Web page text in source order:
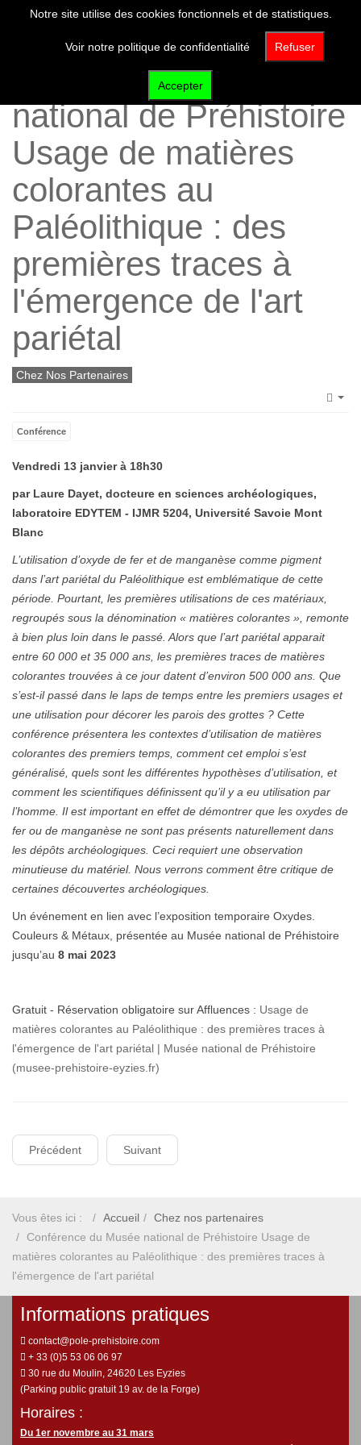
Conférence du Musée
national de Préhistoire
Usage de matières
colorantes au
Paléolithique : des
premières traces à
l'émergence de l'art
pariétal
Chez Nos Partenaires
Conférence
Vendredi 13 janvier à 18h30
par Laure Dayet, docteure en sciences archéologiques,
laboratoire EDYTEM - IJMR 5204, Université Savoie Mont
Blanc
L’utilisation d’oxyde de fer et de manganèse comme pigment
dans l’art pariétal du Paléolithique est emblématique de cette
période. Pourtant, les premières utilisations de ces matériaux,
regroupés sous la dénomination « matières colorantes », remonte
à bien plus loin dans le passé. Alors que l’art pariétal apparait
entre 60 000 et 35 000 ans, les premières traces de matières
colorantes trouvées à ce jour datent d’environ 500 000 ans. Que
s’est-il passé dans le laps de temps entre les premiers usages et
une utilisation pour décorer les parois des grottes ? Cette
conférence présentera les contextes d’utilisation de matières
colorantes des premiers temps, comment cet emploi s’est
généralisé, quels sont les différentes hypothèses d’utilisation, et
comment les scientifiques définissent qu’il y a eu utilisation par
l’homme. Il est important en effet de démontrer que les oxydes de
fer ou de manganèse ne sont pas présents naturellement dans
les dépôts archéologiques. Ceci requiert une observation
minutieuse du matériel. Nous verrons comment être critique de
certaines découvertes archéologiques.
Un événement en lien avec l’exposition temporaire Oxydes.
Couleurs & Métaux, présentée au Musée national de Préhistoire
jusqu’au 8 mai 2023
Gratuit - Réservation obligatoire sur Affluences : Usage de
matières colorantes au Paléolithique : des premières traces à
l'émergence de l'art pariétal | Musée national de Préhistoire
(musee-prehistoire-eyzies.fr)
Précédent Suivant
Vous êtes ici : Accueil
Chez nos partenaires
Conférence du Musée national de Préhistoire Usage de
matières colorantes au Paléolithique : des premières traces à
l'émergence de l'art pariétal
Informations pratiques
contact@pole-prehistoire.com
+ 33 (0)5 53 06 06 97
30 rue du Moulin, 24620 Les Eyzies
(Parking public gratuit 19 av. de la Forge)
Horaires :
Du 1er novembre au 31 mars
Notre site utilise des cookies fonctionnels et de statistiques.
Voir notre politique de confidentialité Refuser
Accepter